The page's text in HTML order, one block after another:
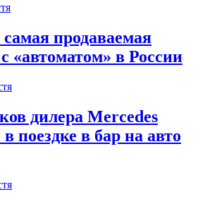
продаваемая
«автоматом» в России
дилера Mercedes
поездке в бар на авто